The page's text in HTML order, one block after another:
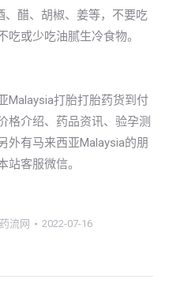
、醋、胡椒、姜等，不要吃
或少吃油腻生冷食物。
Malaysia打胎打胎药货到付
格介绍、药品资讯、验孕测
外有马来西亚Malaysia的朋
站客服微信。
药流网 2022-07-16